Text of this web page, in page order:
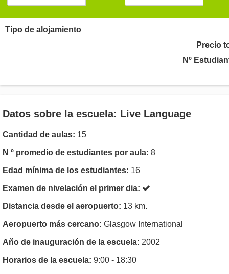
Tipo de alojamiento
Precio
Nº
Datos sobre la escuela: Live Language
Cantidad de aulas: 15
N º promedio de estudiantes por aula: 8
Edad mínima de los estudiantes: 16
Examen de nivelación el primer dia:
Distancia desde el aeropuerto: 13 km.
Aeropuerto más cercano: Glasgow International
Año de inauguración de la escuela: 2002
Horarios de la escuela: 9:00 - 18:30